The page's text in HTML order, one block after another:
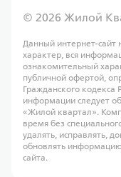
©️ 2026 Жилой
Данный интернет-сайт
характер, вся
ознакомительный
публичной офертой,
Гражданского
информации следует
«Жилой квартал».
время без
удалять, исправлять,
обновлять
сайта.